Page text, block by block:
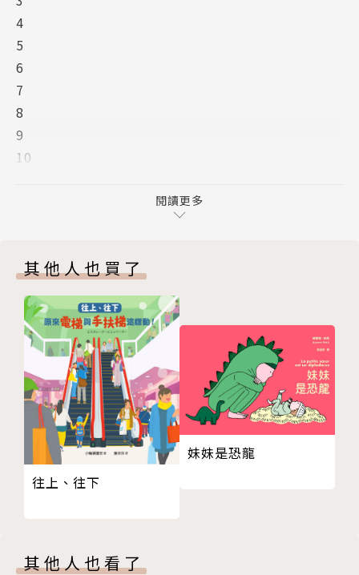
（其實常常想破了頭卻一無所成。）（創作是一種自虐
的工作嗎？）1996年，出版了第一本圖畫書《我變成
一隻噴火龍了！》（好好看！）
當時二十八歲（好年輕啊！）
轉眼間，已經過了二十個年頭。（怎麼現在看起來還是
好年輕！）
二十年間，我做了十二本圖畫書。
以前，一個人獨立創作。
畫圖畫書給自己內心的小孩看、也給小時候的自己看。
（孤獨又孤癖。）
結婚後有了小孩（真是沒想到會結婚生子呀！據太太的
說法：因為你有幸遇到了我。）
（再根據五歲女兒小滴的說法：是把拔嫁給馬麻的。）
（我最愛我太太了！太座開心、全家快樂！）
我的身分成了「全職爸爸、兼職作家」（以前太閒，現
在太忙。）（是報應？還是平衡一下人生？）
養育三個孩子的過程，讓我對「小孩」這種特殊生物有
的心情。
4
5
6
7
8
9
10
15
16
17
18
20
21
24
28
閱讀更多
其他人也買了
往上、往下
妹妹是恐龍
其他人也看了